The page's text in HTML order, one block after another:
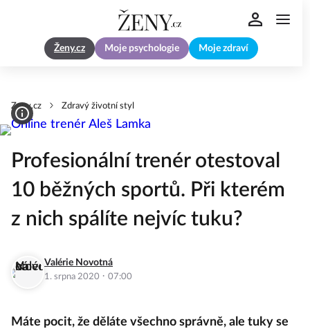
Ženy.cz Moje psychologie Moje zdraví
Zeny.cz Zdravý životní styl
Profesionální trenér otestoval
10 běžných sportů. Při kterém
z nich spálíte nejvíc tuku?
Valérie Novotná
1. srpna 2020 · 07:00
Máte pocit, že děláte všechno správně, ale tuky se